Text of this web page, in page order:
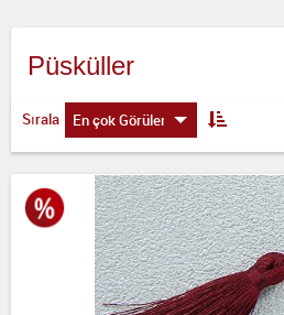
Püsküller
Sırala En çok Görülen